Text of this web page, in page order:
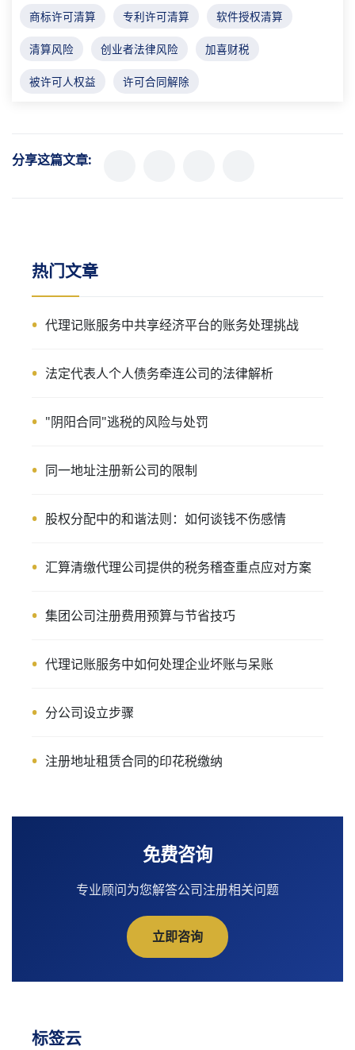
商标许可清算 专利许可清算 软件授权清算
清算风险 创业者法律风险 加喜财税
被许可人权益 许可合同解除
分享这篇文章:
热门文章
代理记账服务中共享经济平台的账务处理挑战
法定代表人个人债务牵连公司的法律解析
"阴阳合同"逃税的风险与处罚
同一地址注册新公司的限制
股权分配中的和谐法则：如何谈钱不伤感情
汇算清缴代理公司提供的税务稽查重点应对方案
集团公司注册费用预算与节省技巧
代理记账服务中如何处理企业坏账与呆账
分公司设立步骤
注册地址租赁合同的印花税缴纳
免费咨询
专业顾问为您解答公司注册相关问题
立即咨询
标签云